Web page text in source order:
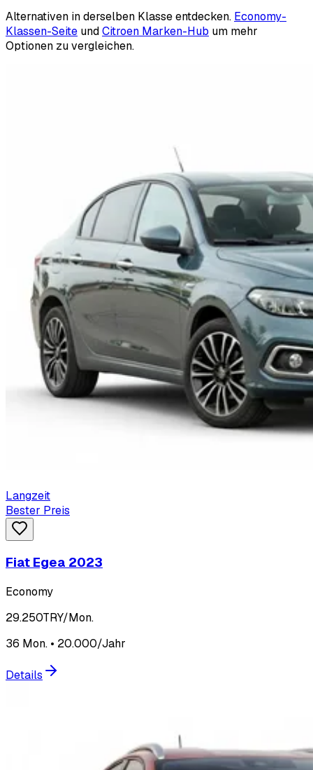
Alternativen in derselben Klasse entdecken. Economy-
Klassen-Seite undCitroen Marken-Hub um mehr
Optionen zu vergleichen.
Langzeit
Bester Preis
Fiat Egea 2023
Economy
29.250TRY/Mon.
36 Mon. • 20.000/Jahr
Details